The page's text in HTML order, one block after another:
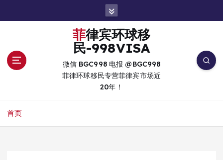
菲律宾环球移
民-998VISA
微信 BGC998 电报 @BGC998
菲律环球移民专营菲律宾市场近
20年！
首页